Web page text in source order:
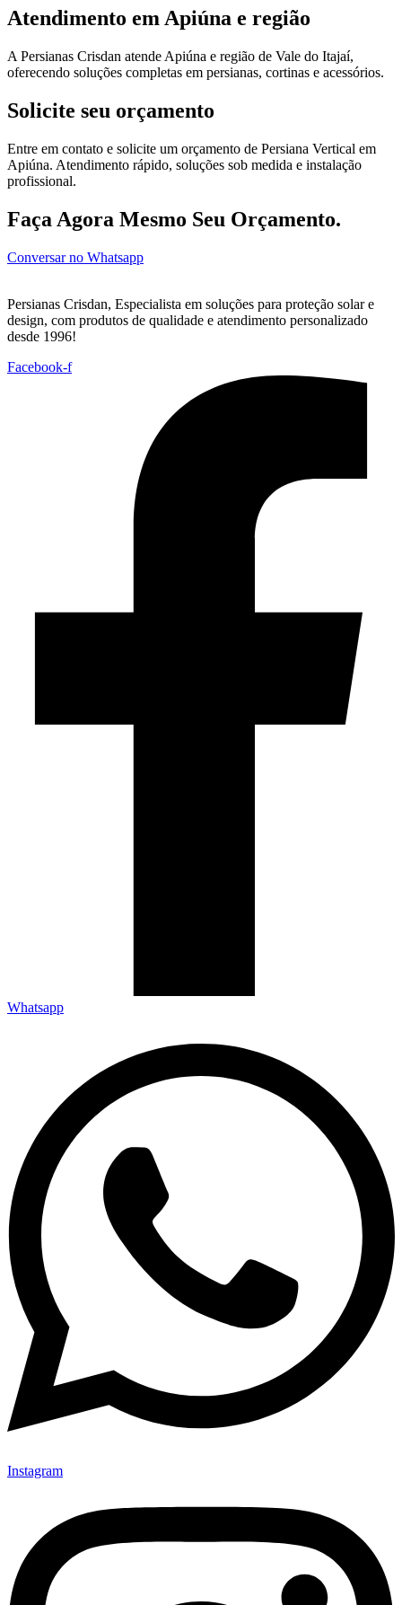
Atendimento em Apiúna e região
A Persianas Crisdan atende Apiúna e região de Vale do Itajaí,
oferecendo soluções completas em persianas, cortinas e acessórios.
Solicite seu orçamento
Entre em contato e solicite um orçamento de Persiana Vertical em
Apiúna. Atendimento rápido, soluções sob medida e instalação
profissional.
Faça Agora Mesmo Seu Orçamento.
Conversar no Whatsapp
Persianas Crisdan, Especialista em soluções para proteção solar e
design, com produtos de qualidade e atendimento personalizado
desde 1996!
Facebook-f
Whatsapp
Instagram